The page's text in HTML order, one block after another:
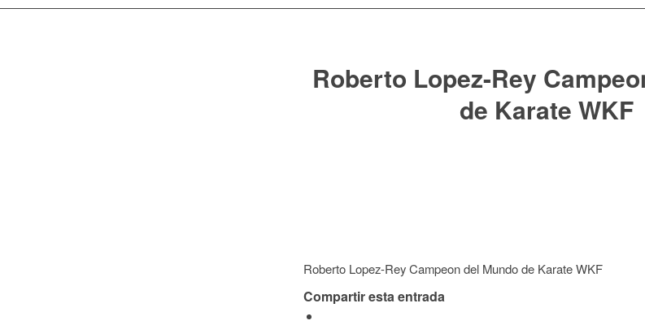
Roberto Lopez-Rey
de Karate WKF
Roberto Lopez-Rey Campeon del Mundo de Karate WKF
Compartir esta entrada